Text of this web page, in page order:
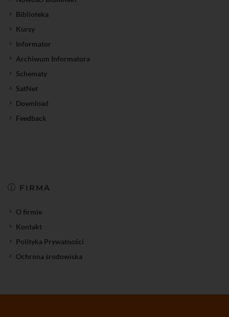
Biblioteka
Kursy
Informator
Archiwum Informatora
Schematy
SatNet
Download
Feedback
FIRMA
O firmie
Kontakt
Polityka Prywatności
Ochrona środowiska